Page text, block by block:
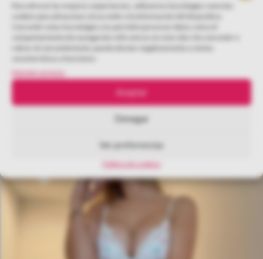
Para ofrecer las mejores experiencias, utilizamos tecnologías como las
Consentir estas tecnologías nos permitirá procesar datos como el
comportamiento de navegación o IDs únicos en este sitio. No consentir o
retirar el consentimiento, puede afectar negativamente a ciertas
Manage services
Aceptar
Denegar
Ver preferencias
Política de cookies